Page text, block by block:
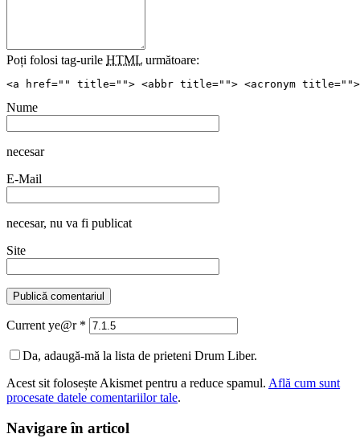
Poți folosi tag-urile HTML următoare:
<a href="" title=""> <abbr title=""> <acronym title="">
Nume
necesar
E-Mail
necesar, nu va fi publicat
Site
Current ye@r *
Da, adaugă-mă la lista de prieteni Drum Liber.
Acest sit folosește Akismet pentru a reduce spamul. Află cum sunt
procesate datele comentariilor tale.
Navigare în articol